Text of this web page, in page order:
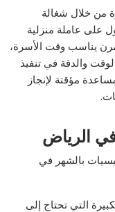
من خلال شغالة
على عاملة منزلية
يناسب وقت الأسرة،
والدقة في تنفيذ
مؤقتة لإنجاز
الرياض
بالشهر في
التي تحتاج إلى